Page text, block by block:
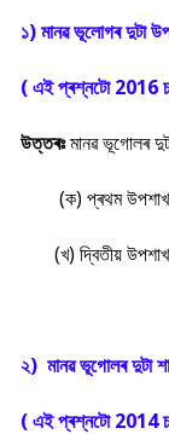
১) মানৱ ভূলোগৰ দুটা
( এই প্ৰশ্নটো 2016
উত্তৰঃমানৱ ভূগোলৰ
(ক) প্ৰথম
(খ) দ্বিতীয়
২) মানৱ ভূগোলৰ দুটা
( এই প্ৰশ্নটো 2014